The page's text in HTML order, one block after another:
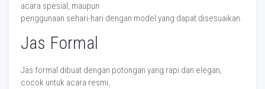
acara spesial, maupun
penggunaan sehari-hari dengan model yang dapat disesuaikan.
Jas Formal
Jas formal dibuat dengan potongan yang rapi dan elegan,
cocok untuk acara resmi,